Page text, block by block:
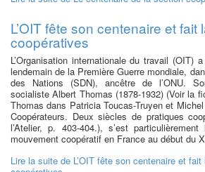
L’OIT fête son centenaire et
coopératives
L’Organisation internationale du travail (OIT)
lendemain de la Première Guerre mondiale,
des Nations (SDN), ancêtre de l’ONU.
socialiste Albert Thomas (1878-1932) (Voir la
Thomas dans Patricia Toucas-Truyen et
Coopérateurs. Deux siècles de pratiques
l’Atelier, p. 403-404.), s’est
mouvement coopératif en France au début du
Lire la suite de L’OIT fête son centenaire et